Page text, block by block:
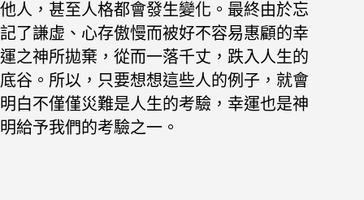
他人，甚至人格都會發生變化。最終由於忘
記了謙虚、心存傲慢而被好不容易惠顧的幸
運之神所拋棄，從而一落千丈，跌入人生的
底谷。所以，只要想想這些人的例子，就會
明白不僅僅災難是人生的考驗，幸運也是神
明給予我們的考驗之一。